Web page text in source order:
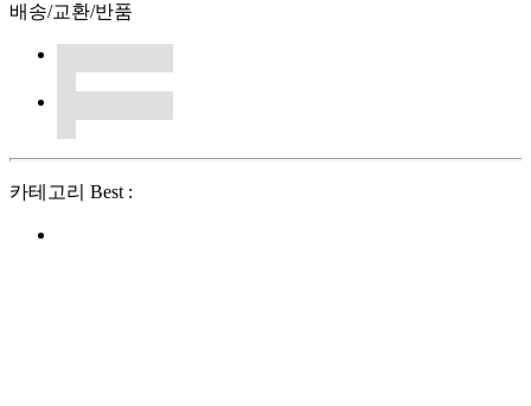
배송/교환/반품
카테고리 Best :